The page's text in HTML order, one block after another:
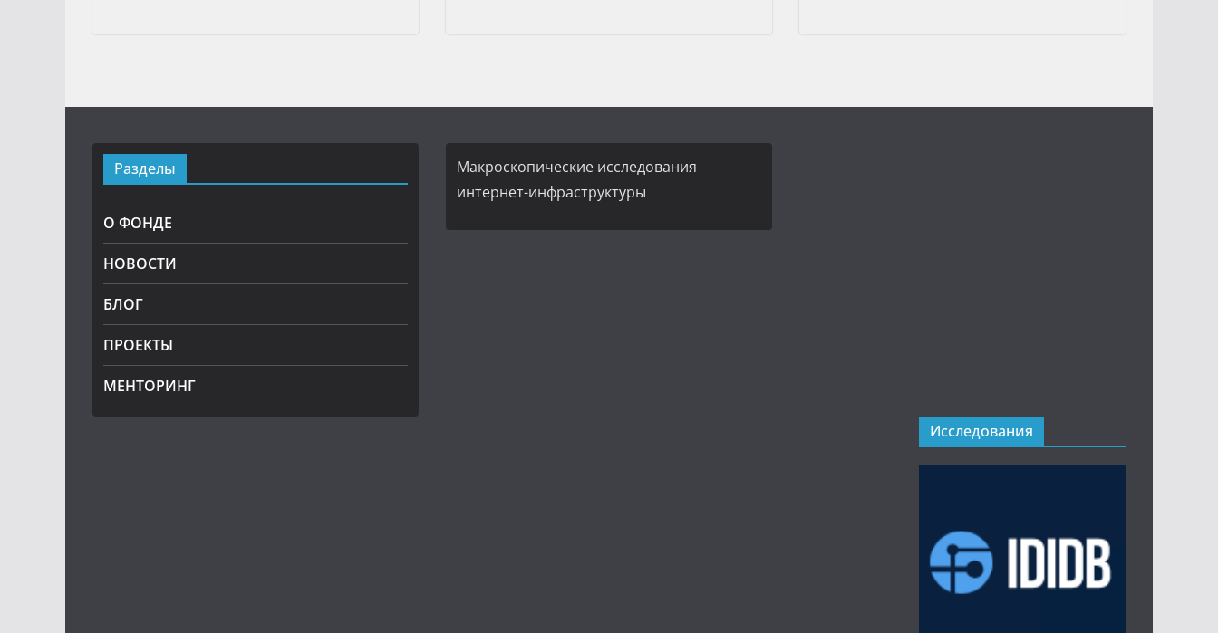
Разделы
О ФОНДЕ
НОВОСТИ
БЛОГ
ПРОЕКТЫ
МЕНТОРИНГ
Макроскопические исследования
интернет-инфраструктуры
Исследования